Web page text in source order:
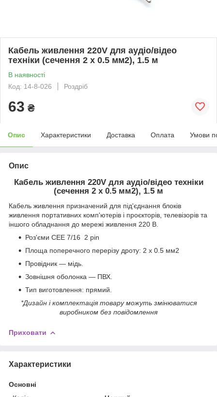
Кабель живлення 220V для аудіо/відео
техніки (сечення 2 х 0.5 мм2), 1.5 м
В наявності
Код: 14-8-026
Роздріб
63 ₴
Опис Характеристики Доставка Оплата Умови
Опис
Кабель живлення 220V для аудіо/відео техніки
(сечення 2 х 0.5 мм2), 1.5 м
Кабель живлення призначений для під'єднання блоків
живлення портативних комп'ютерів і проєкторів, телевізорів та
іншого обладнання до мережі живлення 220 В.
Роз'єми CEE 7/16 2 pin
Площа поперечного перерізу дроту: 2 х 0.5 мм2
Провідник — мідь.
Зовнішня оболонка — ПВХ.
Тип виготовлення: прямий.
*Дизайн і комплектація товару можуть змінюватися
виробником без повідомлення
Приховати
Характеристики
Основні